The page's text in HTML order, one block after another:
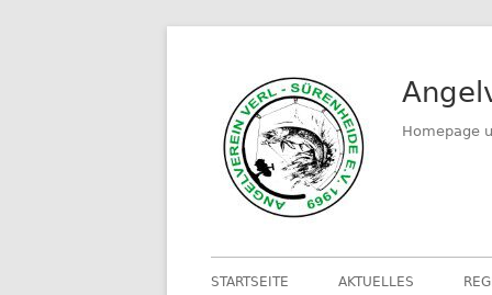
Homepage
Primäres
STARTSEITE AKTUELLES